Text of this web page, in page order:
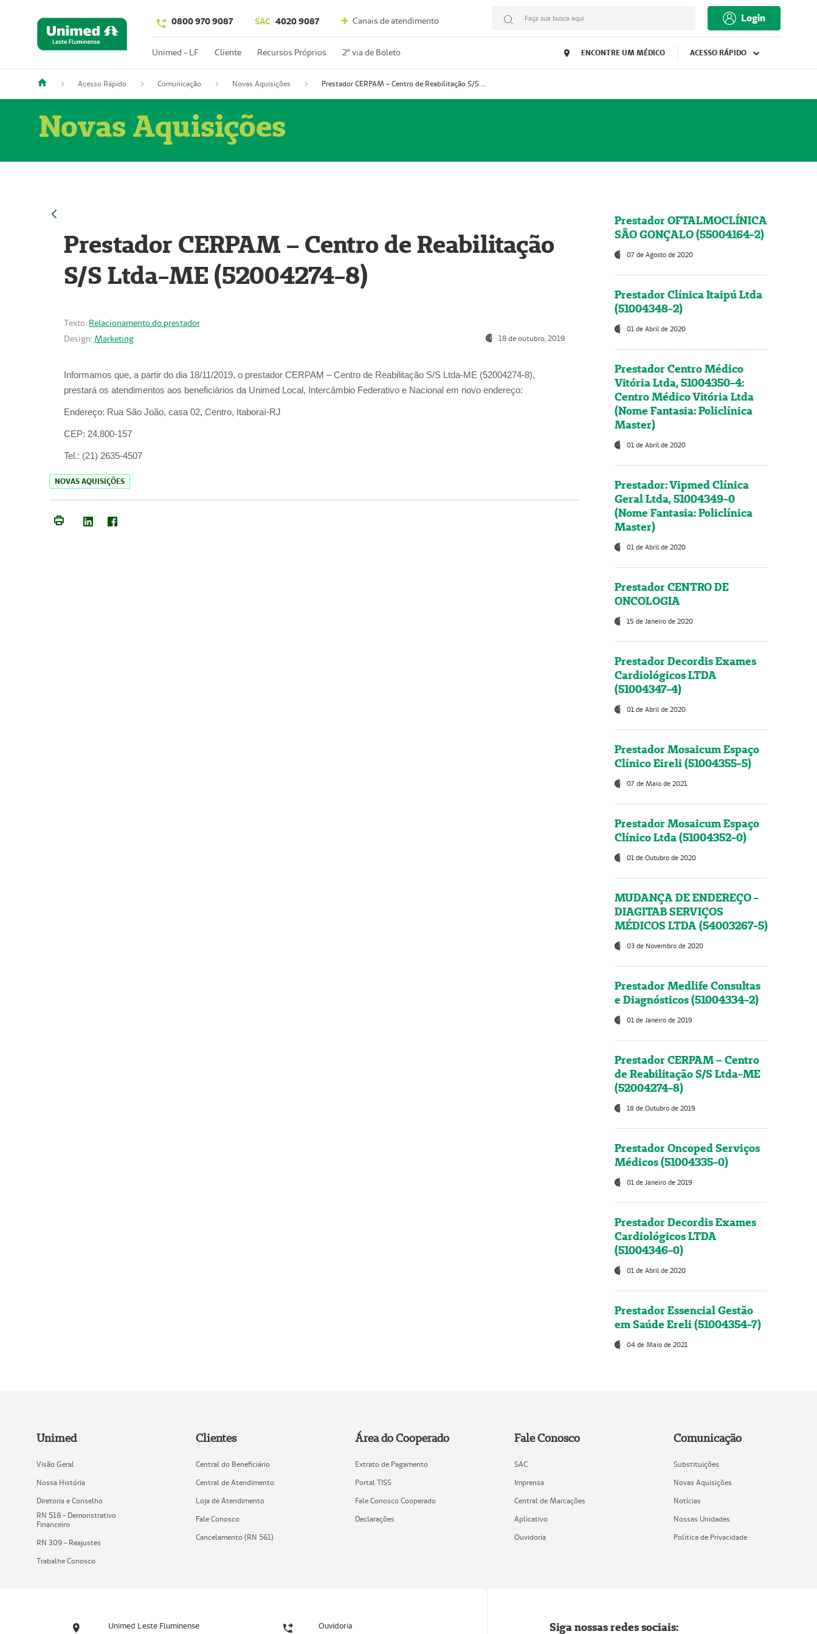
0800 970 9087 SAC 4020 9087 Canais de atendimento Faça sua busca aqui Login
Unimed - LF Cliente Recursos Próprios 2º via de Boleto ENCONTRE UM MÉDICO ACESSO RÁPIDO
Acesso Rápido Comunicação Novas Aquisições Prestador CERPAM – Centro de Reabilitação S/S Ltda-ME (52004274-8)
Novas Aquisições
Prestador CERPAM – Centro de Reabilitação
S/S Ltda-ME (52004274-8)
Texto: Relacionamento do prestador
Design: Marketing 18 de outubro, 2019
Informamos que, a partir do dia 18/11/2019, o prestador CERPAM – Centro de Reabilitação S/S Ltda-ME (52004274-8),
prestará os atendimentos aos beneficiários da Unimed Local, Intercâmbio Federativo e Nacional em novo endereço:
Endereço: Rua São João, casa 02, Centro, Itaboraí-RJ
CEP: 24.800-157
Tel.: (21) 2635-4507
NOVAS AQUISIÇÕES
Prestador OFTALMOCLÍNICA
SÃO GONÇALO (55004164-2)
07 de Agosto de 2020
Prestador Clínica Itaipú Ltda
(51004348-2)
01 de Abril de 2020
Prestador Centro Médico
Vitória Ltda, 51004350-4:
Centro Médico Vitória Ltda
(Nome Fantasia: Policlínica
Master)
01 de Abril de 2020
Prestador: Vipmed Clínica
Geral Ltda, 51004349-0
(Nome Fantasia: Policlínica
Master)
01 de Abril de 2020
Prestador CENTRO DE
ONCOLOGIA
15 de Janeiro de 2020
Prestador Decordis Exames
Cardiológicos LTDA
(51004347-4)
01 de Abril de 2020
Prestador Mosaicum Espaço
Clínico Eireli (51004355-5)
07 de Maio de 2021
Prestador Mosaicum Espaço
Clínico Ltda (51004352-0)
01 de Outubro de 2020
MUDANÇA DE ENDEREÇO -
DIAGITAB SERVIÇOS
MÉDICOS LTDA (54003267-5)
03 de Novembro de 2020
Prestador Medlife Consultas
e Diagnósticos (51004334-2)
01 de Janeiro de 2019
Prestador CERPAM – Centro
de Reabilitação S/S Ltda-ME
(52004274-8)
18 de Outubro de 2019
Prestador Oncoped Serviços
Médicos (51004335-0)
01 de Janeiro de 2019
Prestador Decordis Exames
Cardiológicos LTDA
(51004346-0)
01 de Abril de 2020
Prestador Essencial Gestão
em Saúde Ereli (51004354-7)
04 de Maio de 2021
Unimed
Visão Geral
Nossa História
Diretoria e Conselho
RN 518 - Demonstrativo
Financeiro
RN 309 - Reajustes
Trabalhe Conosco
Clientes
Central do Beneficiário
Central de Atendimento
Loja de Atendimento
Fale Conosco
Cancelamento (RN 561)
Área do Cooperado
Extrato de Pagamento
Portal TISS
Fale Conosco Cooperado
Declarações
Fale Conosco
SAC
Imprensa
Central de Marcações
Aplicativo
Ouvidoria
Comunicação
Substituições
Novas Aquisições
Notícias
Nossas Unidades
Política de Privacidade
Unimed Leste Fluminense Ouvidoria Siga nossas redes sociais: